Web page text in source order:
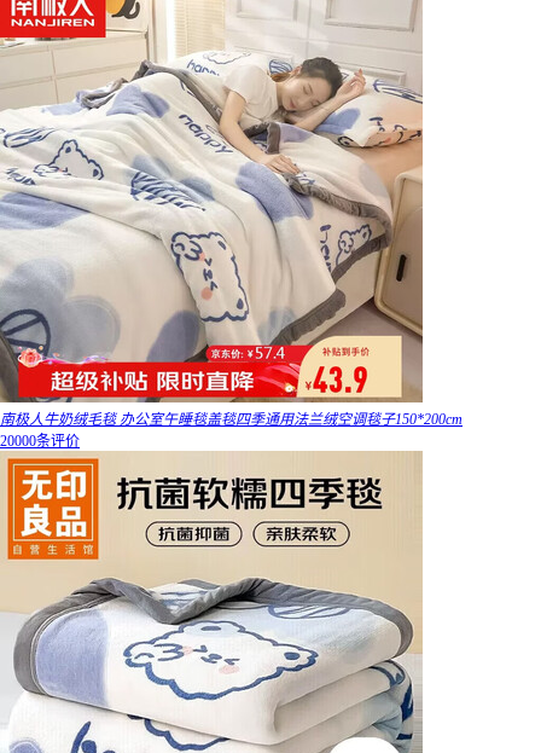
南极人牛奶绒毛毯 办公室午睡毯盖毯四季通用法兰绒空调毯子150*200cm
20000条评价